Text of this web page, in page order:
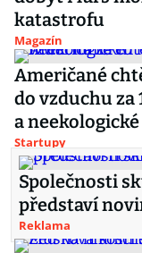
katastrofu
Magazín
Američané
do vzduchu za
a neekologické
Startupy
Společnosti
představí
Reklama